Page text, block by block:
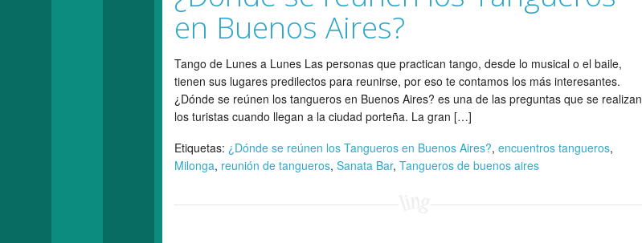
en Buenos Aires?
Tango de Lunes a Lunes Las personas que practican tango, desde lo musical o el baile,
tienen sus lugares predilectos para reunirse, por eso te contamos los más interesantes.
¿Dónde se reúnen los tangueros en Buenos Aires? es una de las preguntas que se realizan
los turistas cuando llegan a la ciudad porteña. La gran […]
Etiquetas: ¿Dónde se reúnen los Tangueros en Buenos Aires?, encuentros tangueros,
Milonga, reunión de tangueros, Sanata Bar, Tangueros de buenos aires